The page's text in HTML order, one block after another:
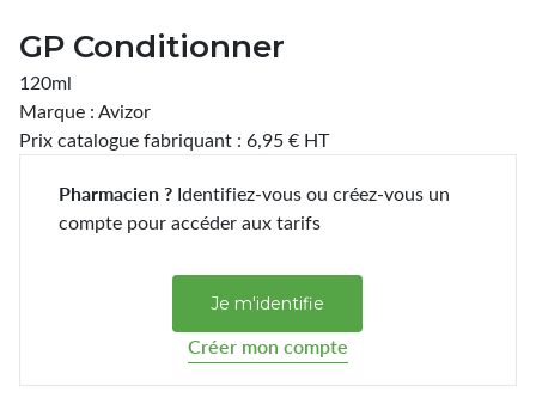
GP Conditionner
120ml
Marque : Avizor
Prix catalogue fabriquant : 6,95 € HT
Pharmacien ? Identifiez-vous ou créez-vous un
compte pour accéder aux tarifs
Je m'identifie
Créer mon compte